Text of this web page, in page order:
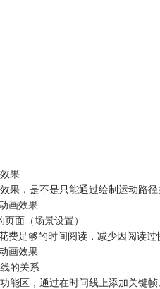
果
果，是不是只能通过绘制运动路
画效果
面（场景设置）
费足够的时间阅读，减少因阅读
画效果
的关系
能区，通过在时间线上添加关键